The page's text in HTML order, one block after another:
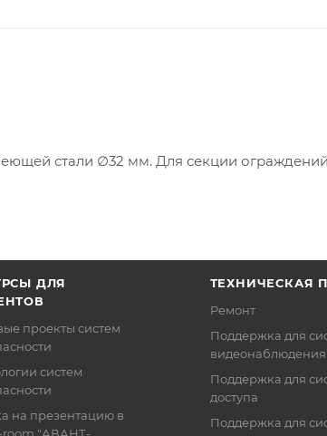
стали ∅32 мм. Для секции
ДЛЯ
проекты систем
систем
на презентацию в
ТЕХНИЧЕСКАЯ
Ремонт
Поддержка для
видеонаблюдения
Поддержка для
доступа
Поддержка для